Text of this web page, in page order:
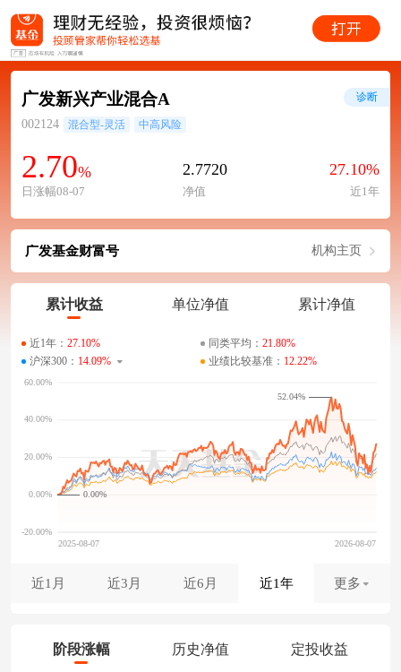
广发新兴产业混合A
002124 混合型-灵活 中高风险
2.70%
日涨幅08-07
2.7720
净值
27.10%
近1年
诊断
广发基金财富号 机构主页
累计收益 单位净值 累计净值
近1年： 27.10% 同类平均： 21.80%
沪深300： 14.09% 业绩比较基准： 12.22%
0.00%
52.04%
近1月 近3月 近6月 近1年 更多
阶段涨幅 历史净值 定投收益